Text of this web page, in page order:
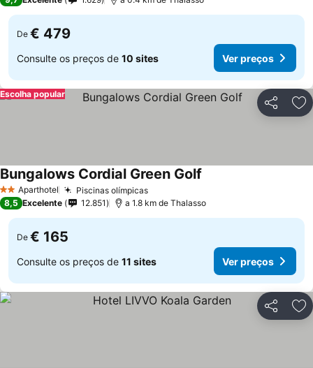
De € 479
Consulte os preços de 10 sites Ver preços
Partilhar
Escolha popular
2 EstrelasAparthotel Piscinas olímpicas
Bungalows Cordial Green Golf
8,5 Excelente 12.851 a 1.8 km de Thalasso
De € 165
Consulte os preços de 11 sites Ver preços
Partilhar